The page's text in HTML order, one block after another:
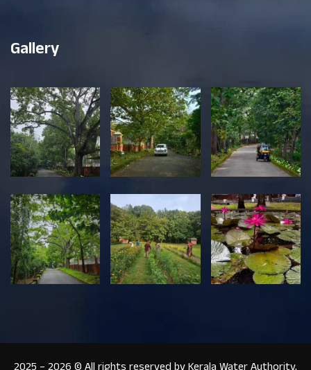
Gallery
2025 – 2026 © All rights reserved by Kerala Water Authority,